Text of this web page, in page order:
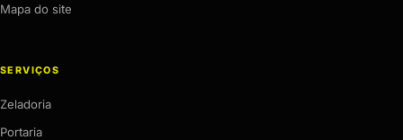
Mapa do site
SERVIÇOS
Zeladoria
Portaria